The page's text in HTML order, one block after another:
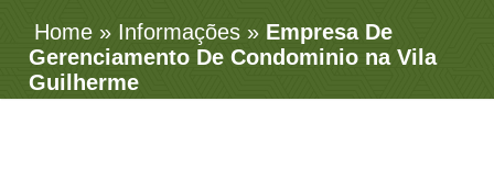
Home » Informações » Empresa De
Gerenciamento De Condominio na Vila
Guilherme